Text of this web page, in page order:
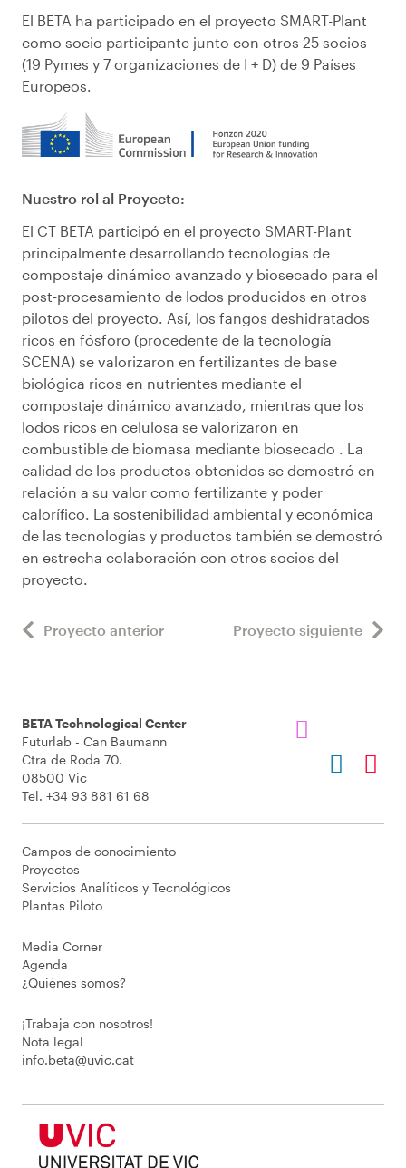
El BETA ha participado en el proyecto SMART-Plant
como socio participante junto con otros 25 socios
(19 Pymes y 7 organizaciones de I + D) de 9 Países
Europeos.
Nuestro rol al Proyecto:
El CT BETA participó en el proyecto SMART-Plant
principalmente desarrollando tecnologías de
compostaje dinámico avanzado y biosecado para el
post-procesamiento de lodos producidos en otros
pilotos del proyecto. Así, los fangos deshidratados
ricos en fósforo (procedente de la tecnología
SCENA) se valorizaron en fertilizantes de base
biológica ricos en nutrientes mediante el
compostaje dinámico avanzado, mientras que los
lodos ricos en celulosa se valorizaron en
combustible de biomasa mediante biosecado . La
calidad de los productos obtenidos se demostró en
relación a su valor como fertilizante y poder
calorífico. La sostenibilidad ambiental y económica
de las tecnologías y productos también se demostró
en estrecha colaboración con otros socios del
proyecto.
Proyecto anterior Proyecto siguiente
BETA Technological Center
Futurlab - Can Baumann
Ctra de Roda 70.
08500 Vic
Tel. +34 93 881 61 68
Campos de conocimiento
Proyectos
Servicios Analíticos y Tecnológicos
Plantas Piloto
Media Corner
Agenda
¿Quiénes somos?
¡Trabaja con nosotros!
Nota legal
info.beta@uvic.cat